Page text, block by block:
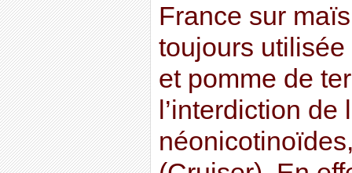
France sur
toujours
et pomme de
l’interdiction